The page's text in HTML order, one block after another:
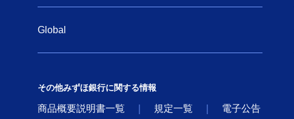
Global
その他みずほ銀行に関する情報
商品概要説明書一覧 規定一覧 電子公告